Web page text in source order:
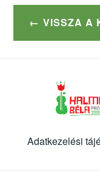
VISSZA A
Adatkezelési